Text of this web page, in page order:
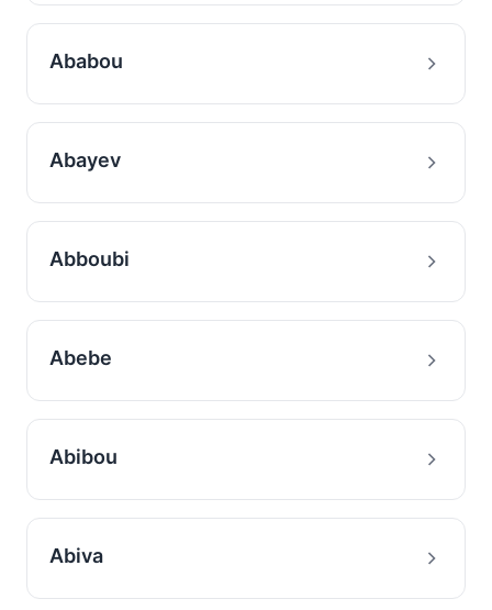
Ababou
Abayev
Abboubi
Abebe
Abibou
Abiva